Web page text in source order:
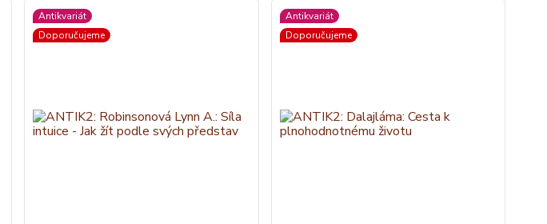
Antikvariát
Doporučujeme
Antikvariát
Doporučujeme